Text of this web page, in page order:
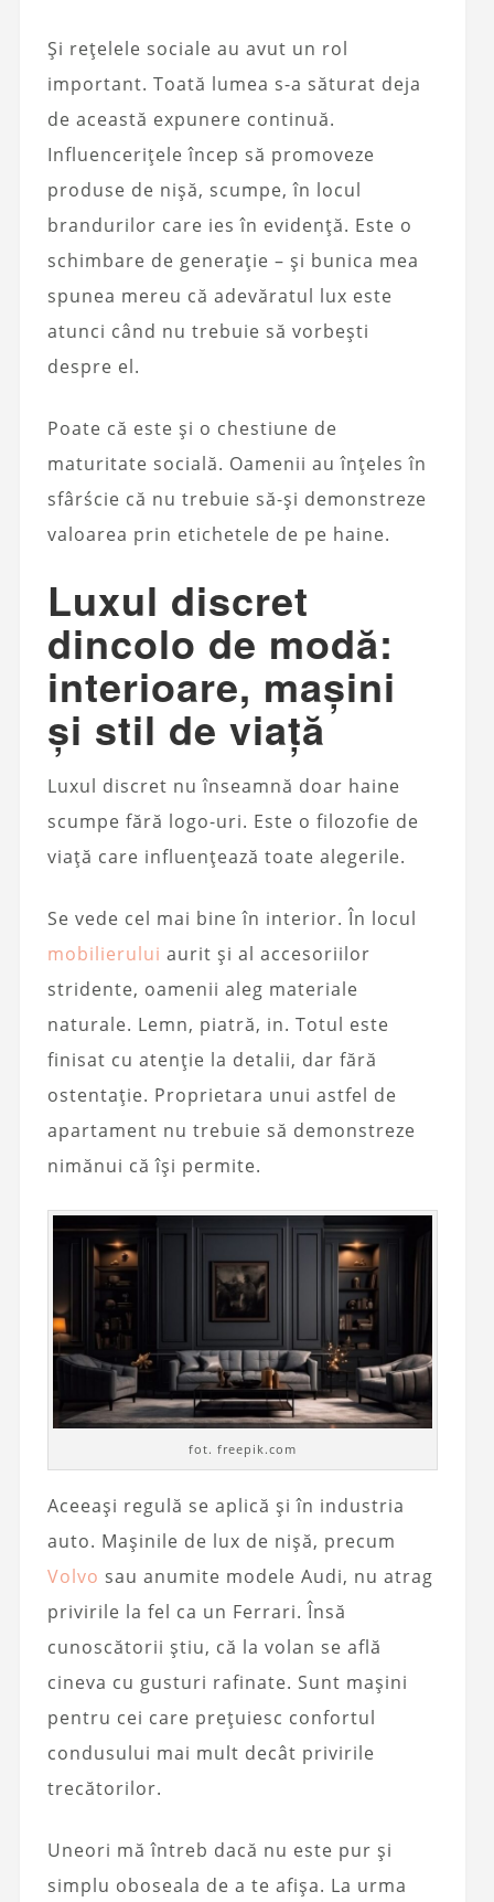
Și rețelele sociale au avut un rol
important. Toată lumea s-a săturat deja
de această expunere continuă.
Influencerițele încep să promoveze
produse de nișă, scumpe, în locul
brandurilor care ies în evidență. Este o
schimbare de generație – și bunica mea
spunea mereu că adevăratul lux este
atunci când nu trebuie să vorbești
despre el.
Poate că este și o chestiune de
maturitate socială. Oamenii au înțeles în
sfârście că nu trebuie să-și demonstreze
valoarea prin etichetele de pe haine.
Luxul discret
dincolo de modă:
interioare, mașini
și stil de viață
Luxul discret nu înseamnă doar haine
scumpe fără logo-uri. Este o filozofie de
viață care influențează toate alegerile.
Se vede cel mai bine în interior. În locul
mobilierului aurit și al accesoriilor
stridente, oamenii aleg materiale
naturale. Lemn, piatră, in. Totul este
finisat cu atenție la detalii, dar fără
ostentație. Proprietara unui astfel de
apartament nu trebuie să demonstreze
nimănui că își permite.
fot. freepik.com
Aceeași regulă se aplică și în industria
auto. Mașinile de lux de nișă, precum
Volvo sau anumite modele Audi, nu atrag
privirile la fel ca un Ferrari. Însă
cunoscătorii știu, că la volan se află
cineva cu gusturi rafinate. Sunt mașini
pentru cei care prețuiesc confortul
condusului mai mult decât privirile
trecătorilor.
Uneori mă întreb dacă nu este pur și
simplu oboseala de a te afișa. La urma